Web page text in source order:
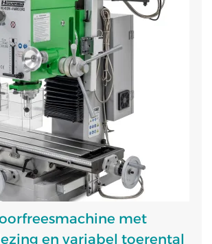
met
en variabel toerental